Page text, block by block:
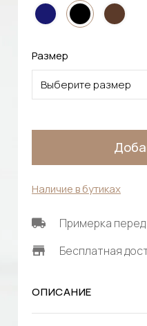
Размер
Выберите размер
Наличие в бутиках
Примерка перед
Бесплатная
ОПИСАНИЕ